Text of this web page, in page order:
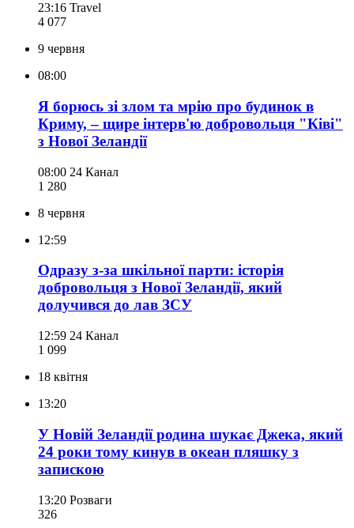
23:16 Travel
4 077
9 червня
08:00
Я борюсь зі злом та мрію про будинок в
Криму, – щире інтерв'ю добровольця "Ківі"
з Нової Зеландії
08:00 24 Канал
1 280
8 червня
12:59
Одразу з-за шкільної парти: історія
добровольця з Нової Зеландії, який
долучився до лав ЗСУ
12:59 24 Канал
1 099
18 квітня
13:20
У Новій Зеландії родина шукає Джека, який
24 роки тому кинув в океан пляшку з
запискою
13:20 Розваги
326